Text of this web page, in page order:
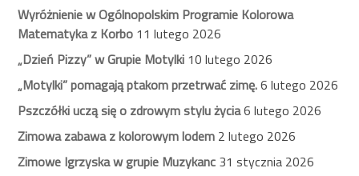
Wyróżnienie w Ogólnopolskim Programie Kolorowa
Matematyka z Korbo 11 lutego 2026
„Dzień Pizzy” w Grupie Motylki 10 lutego 2026
„Motylki” pomagają ptakom przetrwać zimę.6 lutego 2026
Pszczółki uczą się o zdrowym stylu życia6 lutego 2026
Zimowa zabawa z kolorowym lodem 2 lutego 2026
Zimowe Igrzyska w grupie Muzykanc 31 stycznia 2026